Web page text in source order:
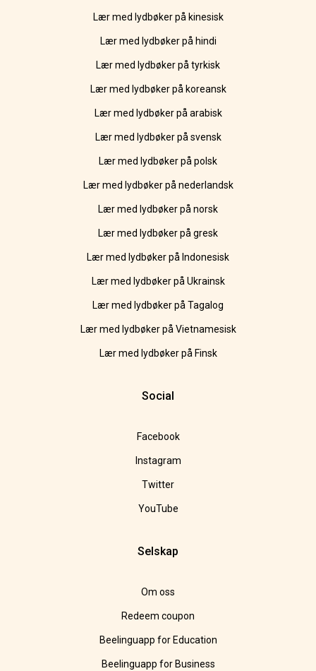
Lær med lydbøker på kinesisk
Lær med lydbøker på hindi
Lær med lydbøker på tyrkisk
Lær med lydbøker på koreansk
Lær med lydbøker på arabisk
Lær med lydbøker på svensk
Lær med lydbøker på polsk
Lær med lydbøker på nederlandsk
Lær med lydbøker på norsk
Lær med lydbøker på gresk
Lær med lydbøker på Indonesisk
Lær med lydbøker på Ukrainsk
Lær med lydbøker på Tagalog
Lær med lydbøker på Vietnamesisk
Lær med lydbøker på Finsk
Social
Facebook
Instagram
Twitter
YouTube
Selskap
Om oss
Redeem coupon
Beelinguapp for Education
Beelinguapp for Business